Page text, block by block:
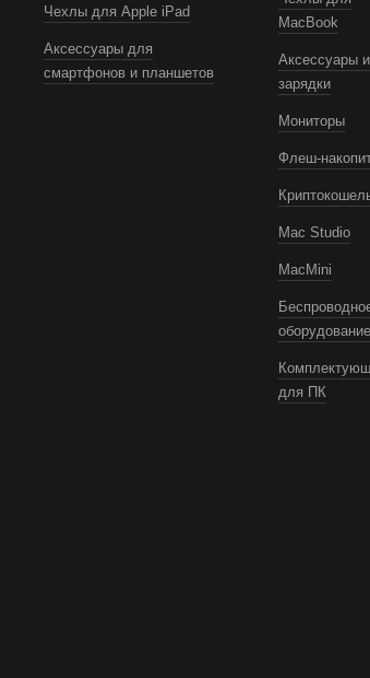
Чехлы для Apple iPad
Аксессуары для
смартфонов и планшетов
MacBook
Аксессуары и
зарядки
Мониторы
Флеш-
Mac Studio
MacMini
оборудование
для ПК